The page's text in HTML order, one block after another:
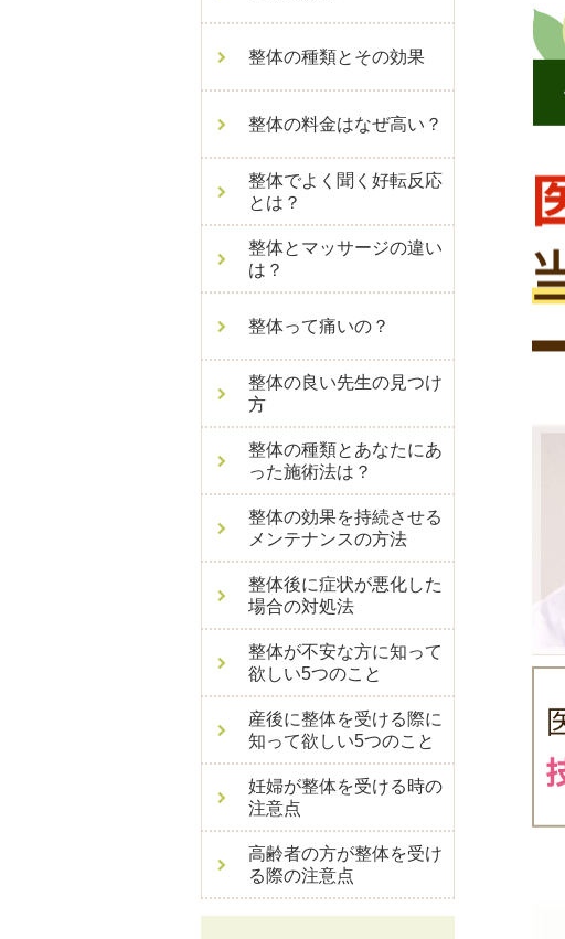
整体の種類とその効果
整体の料金はなぜ高い？
整体でよく聞く好転反応
とは？
整体とマッサージの違い
は？
整体って痛いの？
整体の良い先生の見つけ
方
整体の種類とあなたにあ
った施術法は？
整体の効果を持続させる
メンテナンスの方法
整体後に症状が悪化した
場合の対処法
整体が不安な方に知って
欲しい5つのこと
産後に整体を受ける際に
知って欲しい5つのこと
妊婦が整体を受ける時の
注意点
高齢者の方が整体を受け
る際の注意点